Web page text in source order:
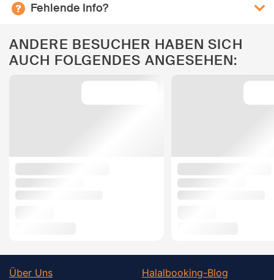
Fehlende Info?
ANDERE BESUCHER HABEN SICH
AUCH FOLGENDES ANGESEHEN:
Über Uns
Halalbooking-Blog